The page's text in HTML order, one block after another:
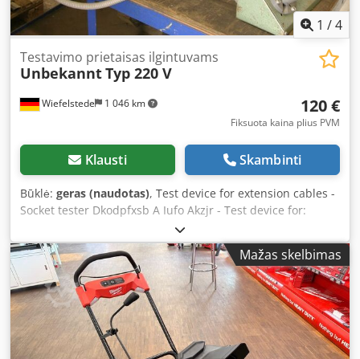
1 /4
Wiefelstede 1 046 km
Testavimo prietaisas ilgintuvams
UnbekanntTyp 220 V
120 €
Fiksuota kaina plius PVM
Klausti Skambinti
Būklė: geras (naudotas), Test device for extension cables -
Socket tester Dkodpfxsb A Iufo Akzjr - Test device for:
extension cables, power strips - Weight: 30 kg
Mažas skelbimas